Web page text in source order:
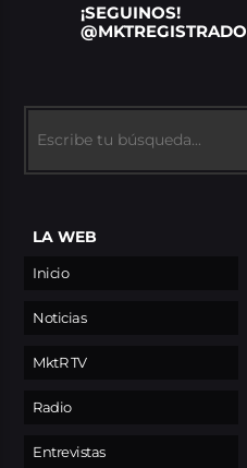
¡SEGUINOS!
@MKTREGISTRADO
LA WEB
Inicio
Noticias
MktR TV
Radio
Entrevistas